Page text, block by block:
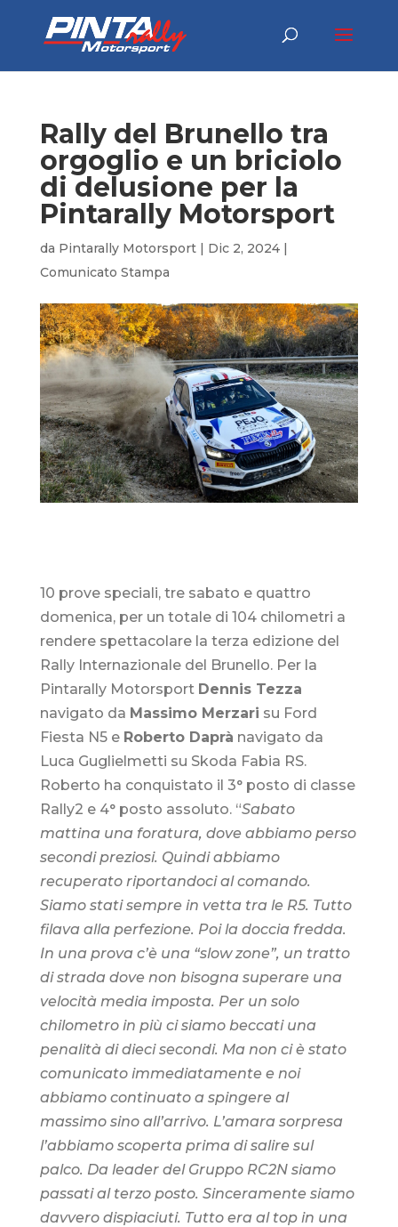
Rally del Brunello tra
orgoglio e un briciolo
di delusione per la
Pintarally Motorsport
da Pintarally Motorsport| Dic 2, 2024|
Comunicato Stampa
10 prove speciali, tre sabato e quattro
domenica, per un totale di 104 chilometri a
rendere spettacolare la terza edizione del
Rally Internazionale del Brunello. Per la
Pintarally Motorsport Dennis Tezza
navigato da Massimo Merzari su Ford
Fiesta N5 e Roberto Daprà navigato da
Luca Guglielmetti su Skoda Fabia RS.
Roberto ha conquistato il 3° posto di classe
Rally2 e 4° posto assoluto. “Sabato
mattina una foratura, dove abbiamo perso
secondi preziosi. Quindi abbiamo
recuperato riportandoci al comando.
Siamo stati sempre in vetta tra le R5. Tutto
filava alla perfezione. Poi la doccia fredda.
In una prova c’è una “slow zone”, un tratto
di strada dove non bisogna superare una
velocità media imposta. Per un solo
chilometro in più ci siamo beccati una
penalità di dieci secondi. Ma non ci è stato
comunicato immediatamente e noi
abbiamo continuato a spingere al
massimo sino all’arrivo. L’amara sorpresa
l’abbiamo scoperta prima di salire sul
palco. Da leader del Gruppo RC2N siamo
passati al terzo posto. Sinceramente siamo
davvero dispiaciuti. Tutto era al top in una